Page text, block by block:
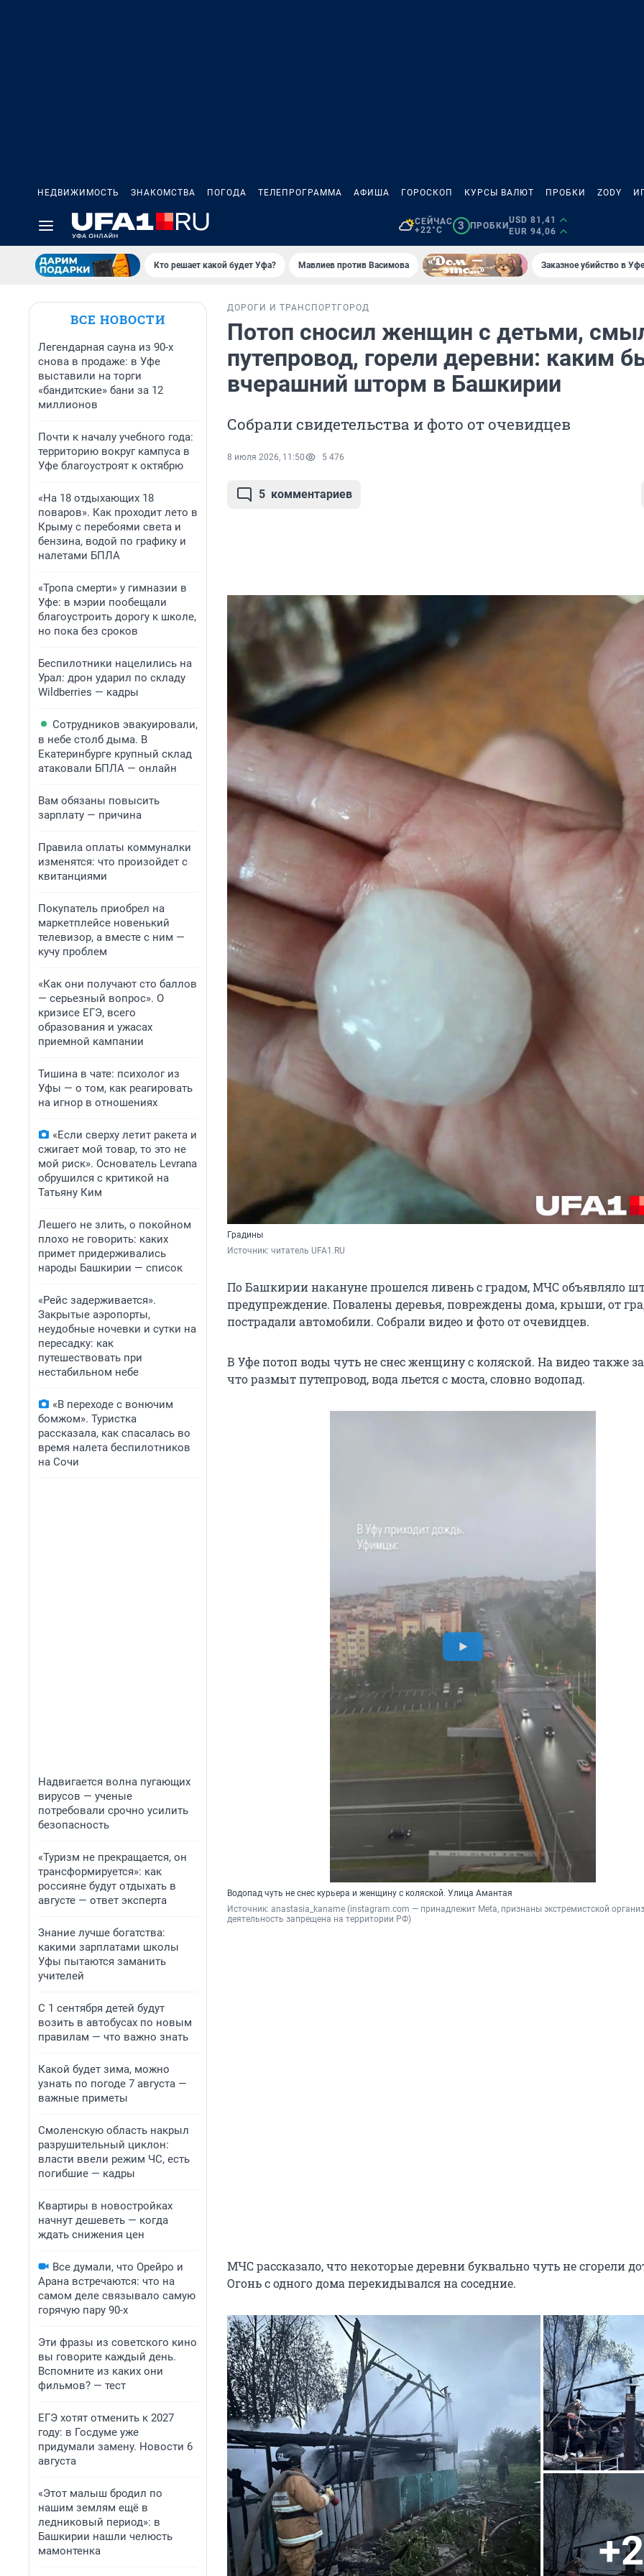
НЕДВИЖИМОСТЬ ЗНАКОМСТВА ПОГОДА ТЕЛЕПРОГРАММА АФИША ГОРОСКОП КУРСЫ ВАЛЮТ ПРОБКИ ZODY
СЕЙЧАС
+22°C
3 ПРОБКИ
USD 81,41
EUR 94,06
Кто решает какой будет Уфа? Мавлиев против Васимова Заказное убийство в
ВСЕ НОВОСТИ
Легендарная сауна из 90-х
снова в продаже: в Уфе
выставили на торги
«бандитские» бани за 12
миллионов
Почти к началу учебного года:
территорию вокруг кампуса в
Уфе благоустроят к октябрю
«На 18 отдыхающих 18
поваров». Как проходит лето в
Крыму с перебоями света и
бензина, водой по графику и
налетами БПЛА
«Тропа смерти» у гимназии в
Уфе: в мэрии пообещали
благоустроить дорогу к школе,
но пока без сроков
Беспилотники нацелились на
Урал: дрон ударил по складу
Wildberries — кадры
Сотрудников эвакуировали,
в небе столб дыма. В
Екатеринбурге крупный склад
атаковали БПЛА — онлайн
Вам обязаны повысить
зарплату — причина
Правила оплаты коммуналки
изменятся: что произойдет с
квитанциями
Покупатель приобрел на
маркетплейсе новенький
телевизор, а вместе с ним —
кучу проблем
«Как они получают сто баллов
— серьезный вопрос». О
кризисе ЕГЭ, всего
образования и ужасах
приемной кампании
Тишина в чате: психолог из
Уфы — о том, как реагировать
на игнор в отношениях
«Если сверху летит ракета и
сжигает мой товар, то это не
мой риск». Основатель Levrana
обрушился с критикой на
Татьяну Ким
Лешего не злить, о покойном
плохо не говорить: каких
примет придерживались
народы Башкирии — список
«Рейс задерживается».
Закрытые аэропорты,
неудобные ночевки и сутки на
пересадку: как
путешествовать при
нестабильном небе
«В переходе с вонючим
бомжом». Туристка
рассказала, как спасалась во
время налета беспилотников
на Сочи
Надвигается волна пугающих
вирусов — ученые
потребовали срочно усилить
безопасность
«Туризм не прекращается, он
трансформируется»: как
россияне будут отдыхать в
августе — ответ эксперта
Знание лучше богатства:
какими зарплатами школы
Уфы пытаются заманить
учителей
С 1 сентября детей будут
возить в автобусах по новым
правилам — что важно знать
Какой будет зима, можно
узнать по погоде 7 августа —
важные приметы
Смоленскую область накрыл
разрушительный циклон:
власти ввели режим ЧС, есть
погибшие — кадры
Квартиры в новостройках
начнут дешеветь — когда
ждать снижения цен
Все думали, что Орейро и
Арана встречаются: что на
самом деле связывало самую
горячую пару 90-х
Эти фразы из советского кино
вы говорите каждый день.
Вспомните из каких они
фильмов? — тест
ЕГЭ хотят отменить к 2027
году: в Госдуме уже
придумали замену. Новости 6
августа
«Этот малыш бродил по
нашим землям ещё в
ледниковый период»: в
Башкирии нашли челюсть
мамонтенка
ДОРОГИ И ТРАНСПОРТ ГОРОД
Потоп сносил женщин с детьми,
путепровод, горели деревни: каким
вчерашний шторм в Башкирии
Собрали свидетельства и фото от очевидцев
8 июля 2026, 11:50 5 476
5 комментариев
Градины
Источник: читатель UFA1.RU
По Башкирии накануне прошелся ливень с градом, МЧС объявляло
предупреждение. Повалены деревья, повреждены дома, крыши, от
пострадали автомобили. Собрали видео и фото от очевидцев.
В Уфе потоп воды чуть не снес женщину с коляской. На видео также
что размыт путепровод, вода льется с моста, словно водопад.
Водопад чуть не снес курьера и женщину с коляской. Улица Амантая
Источник: anastasia_kaname (instagram.com — принадлежит Meta, признаны экстремистской
деятельность запрещена на территории РФ)
МЧС рассказало, что некоторые деревни буквально чуть не сгорели
Огонь с одного дома перекидывался на соседние.
+2